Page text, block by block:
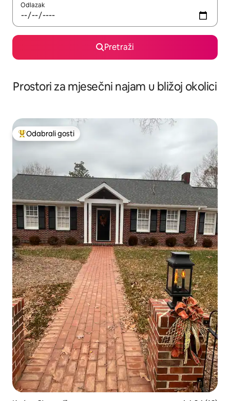
Odlazak
Pretraži
Prostori za mjesečni najam u bližoj okolici
Među najviše rangiranima s oznakom „Odabrali gosti”
Odabrali gosti